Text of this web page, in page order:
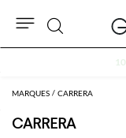
MARQUES CARRERA
CARRERA
Rechercher